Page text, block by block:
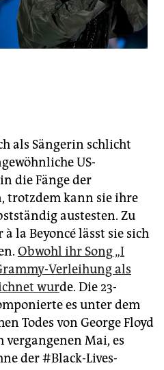
als Sängerin schlicht
US-
die Fänge der
trotzdem kann sie ihre
austesten. Zu
la Beyoncé lässt sie sich
Obwohl ihr Song „I
Verleihung als
wurde. Die 23-
es unter dem
Todes von George Floyd
Mai, es
der #Black-Lives-